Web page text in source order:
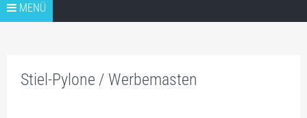
Springe zum Inhalt
MENÜ
TIPPS
TIP3 PYLONLÖSUNGEN
Stiel-Pylone / Werbemasten